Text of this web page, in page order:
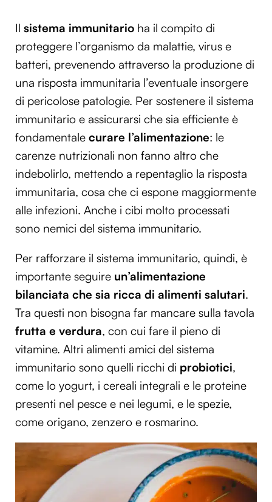
Il sistema immunitario ha il compito di
proteggere l’organismo da malattie, virus e
batteri, prevenendo attraverso la produzione di
una risposta immunitaria l’eventuale insorgere
di pericolose patologie. Per sostenere il sistema
immunitario e assicurarsi che sia efficiente è
fondamentale curare l’alimentazione: le
carenze nutrizionali non fanno altro che
indebolirlo, mettendo a repentaglio la risposta
immunitaria, cosa che ci espone maggiormente
alle infezioni. Anche i cibi molto processati
sono nemici del sistema immunitario.
Per rafforzare il sistema immunitario, quindi, è
importante seguire un’alimentazione
bilanciata che sia ricca di alimenti salutari.
Tra questi non bisogna far mancare sulla tavola
frutta e verdura, con cui fare il pieno di
vitamine. Altri alimenti amici del sistema
immunitario sono quelli ricchi di probiotici,
come lo yogurt, i cereali integrali e le proteine
presenti nel pesce e nei legumi, e le spezie,
come origano, zenzero e rosmarino.